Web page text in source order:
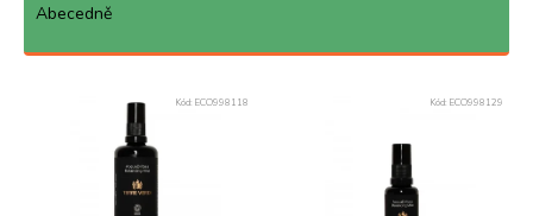
Abecedně
Kód: ECO998118 Kód: ECO998129